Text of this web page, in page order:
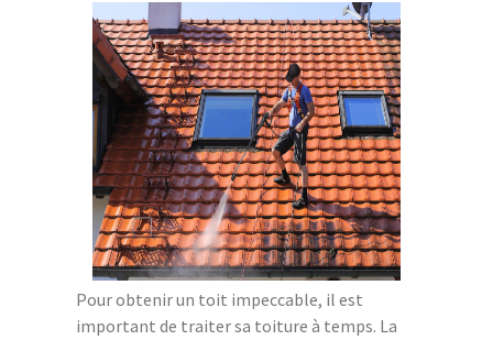
Pour obtenir un toit impeccable, il est
important de traiter sa toiture à temps. La